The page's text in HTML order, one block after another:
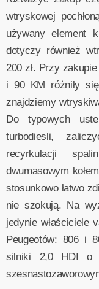
wtryskowej
używany element
dotyczy również
200 zł. Przy
i 90 KM różniły
znajdziemy
Do typowych
turbodiesli,
recyrkulacji
dwumasowym
stosunkowo łatwo
nie szokują. Na
jedynie właściciele
Peugeotów: 806 i
silniki 2,0 HDI o